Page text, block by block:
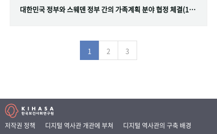
대한민국 정부와 스웨덴 정부 간의 가족계획 분야 협정 체결(1968.07.12)
1 2 3
저작권 정책 디지털 역사관 개관에 부쳐
디지털 역사관의 구축 배경